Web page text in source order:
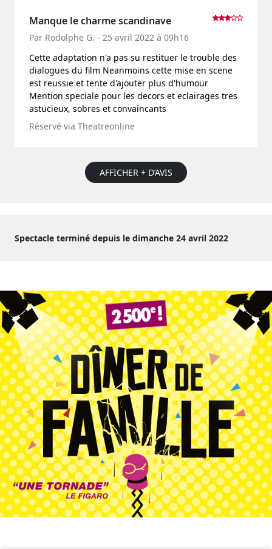
Manque le charme scandinave
Par Rodolphe G. - 25 avril 2022 à 09h16
Cette adaptation n'a pas su restituer le trouble des
dialogues du film Neanmoins cette mise en scene
est reussie et tente d'ajouter plus d'humour
Mention speciale pour les decors et eclairages tres
astucieux, sobres et convaincants
Réservé via Theatreonline
AFFICHER + D’AVIS
Spectacle terminé depuis le dimanche 24 avril 2022